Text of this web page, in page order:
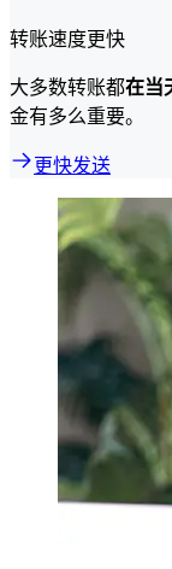
转账速度更快
大多数转账都在当
金有多么重要。
更快发送